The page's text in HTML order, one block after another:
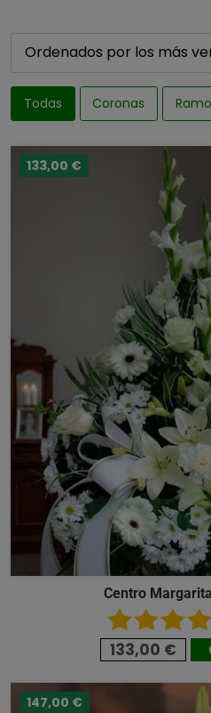
Todas Coronas
133,00 €
Centro
133,00 €
147,00 €